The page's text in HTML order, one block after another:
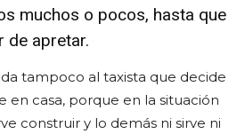
muchos o pocos, hasta que
de apretar.
tampoco al taxista que decide
en casa, porque en la situación
construir y lo demás ni sirve ni